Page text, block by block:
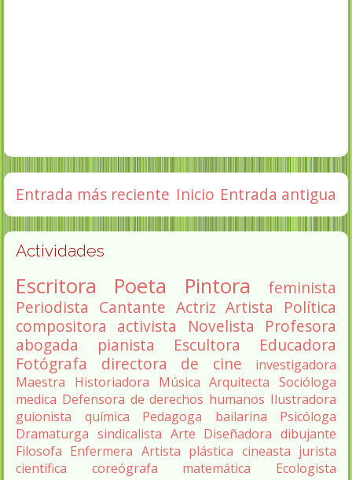
Entrada más reciente Entrada antigua
Inicio
Actividades
Escritora Poeta Pintora
feminista
Periodista Cantante Actriz Artista
Política
compositora activista Novelista
Profesora
abogada
pianista Escultora
Educadora
Fotógrafa
directora de cine
investigadora
Maestra
Historiadora Música Arquitecta Socióloga
medica Defensora de derechos humanos Ilustradora
guionista
química Pedagoga bailarina
Psicóloga
Dramaturga sindicalista Arte Diseñadora dibujante
Filosofa Enfermera Artista plástica cineasta jurista
científica
coreógrafa matemática
Ecologista